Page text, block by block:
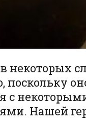
некоторых
поскольку
с
Нашей